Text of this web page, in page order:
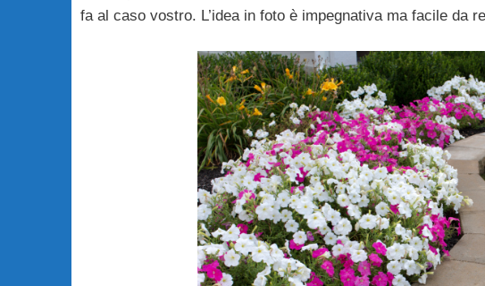
fa al caso vostro. L’idea in foto è impegnativa ma facile da